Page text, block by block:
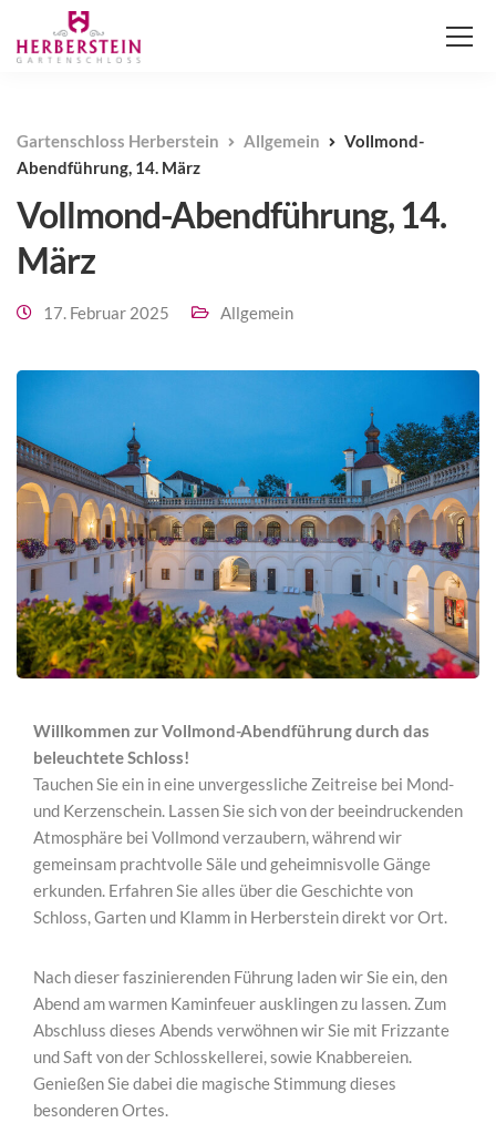
Gartenschloss Herberstein Allgemein
Vollmond-
Abendführung, 14. März
Vollmond-Abendführung, 14.
März
17. Februar 2025 Allgemein
Willkommen zur Vollmond-Abendführung durch das
beleuchtete Schloss!
Tauchen Sie ein in eine unvergessliche Zeitreise bei Mond-
und Kerzenschein. Lassen Sie sich von der beeindruckenden
Atmosphäre bei Vollmond verzaubern, während wir
gemeinsam prachtvolle Säle und geheimnisvolle Gänge
erkunden. Erfahren Sie alles über die Geschichte von
Schloss, Garten und Klamm in Herberstein direkt vor Ort.
Nach dieser faszinierenden Führung laden wir Sie ein, den
Abend am warmen Kaminfeuer ausklingen zu lassen. Zum
Abschluss dieses Abends verwöhnen wir Sie mit Frizzante
und Saft von der Schlosskellerei, sowie Knabbereien.
Genießen Sie dabei die magische Stimmung dieses
besonderen Ortes.